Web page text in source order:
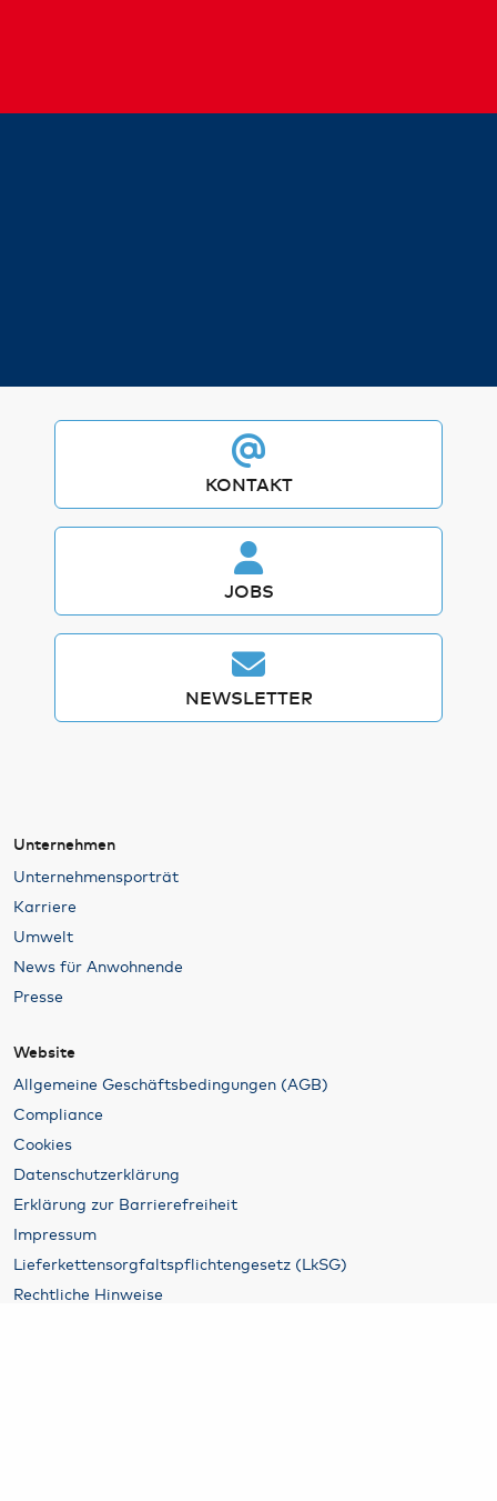
KONTAKT
JOBS
NEWSLETTER
Unternehmen
Unternehmensporträt
Karriere
Umwelt
News für Anwohnende
Presse
Website
Allgemeine Geschäftsbedingungen (AGB)
Compliance
Cookies
Datenschutzerklärung
Erklärung zur Barrierefreiheit
Impressum
Lieferkettensorgfaltspflichtengesetz (LkSG)
Rechtliche Hinweise